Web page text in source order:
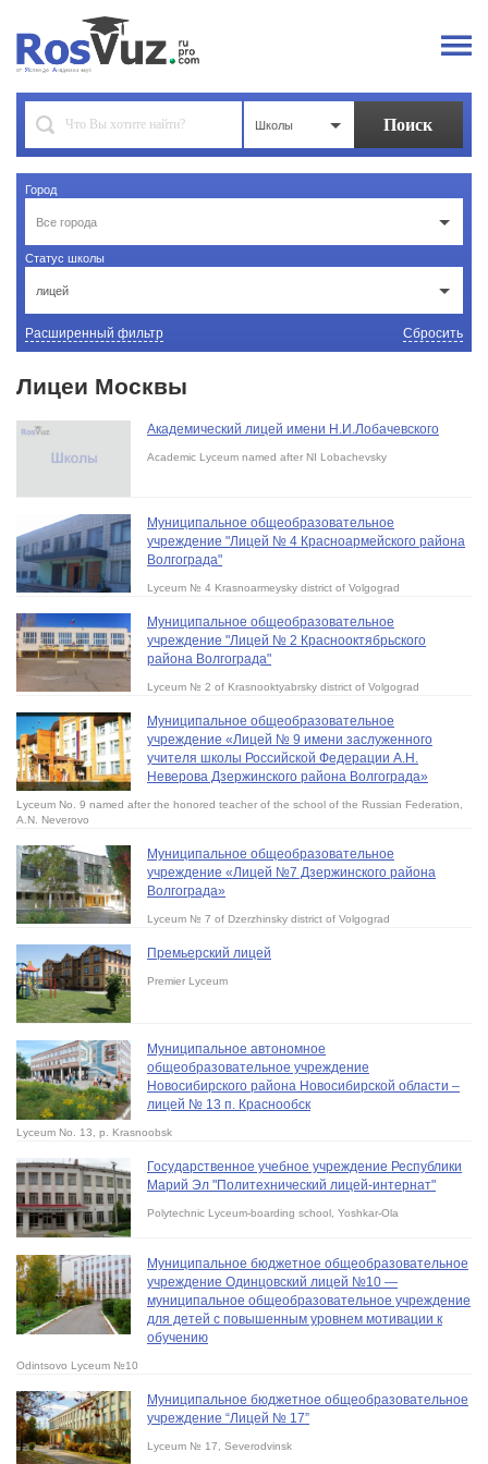
Школы
Город
Все города
Статус школы
лицей
Расширенный фильтр Сбросить
Лицеи Москвы
Академический лицей имени Н.И.Лобачевского
Academic Lyceum named after NI Lobachevsky
Муниципальное общеобразовательное
учреждение "Лицей № 4 Красноармейского района
Волгограда"
Lyceum № 4 Krasnoarmeysky district of Volgograd
Муниципальное общеобразовательное
учреждение "Лицей № 2 Краснооктябрьского
района Волгограда"
Lyceum № 2 of Krasnooktyabrsky district of Volgograd
Муниципальное общеобразовательное
учреждение «Лицей № 9 имени заслуженного
учителя школы Российской Федерации А.Н.
Неверова Дзержинского района Волгограда»
Lyceum No. 9 named after the honored teacher of the school of the Russian Federation,
A.N. Neverovo
Муниципальное общеобразовательное
учреждение «Лицей №7 Дзержинского района
Волгограда»
Lyceum № 7 of Dzerzhinsky district of Volgograd
Премьерский лицей
Premier Lyceum
Муниципальное автономное
общеобразовательное учреждение
Новосибирского района Новосибирской области –
лицей № 13 п. Краснообск
Lyceum No. 13, p. Krasnoobsk
Государственное учебное учреждение Республики
Марий Эл "Политехнический лицей-интернат"
Polytechnic Lyceum-boarding school, Yoshkar-Ola
Муниципальное бюджетное общеобразовательное
учреждение Одинцовский лицей №10 —
муниципальное общеобразовательное учреждение
для детей с повышенным уровнем мотивации к
обучению
Odintsovo Lyceum №10
Муниципальное бюджетное общеобразовательное
учреждение “Лицей № 17”
Lyceum № 17, Severodvinsk